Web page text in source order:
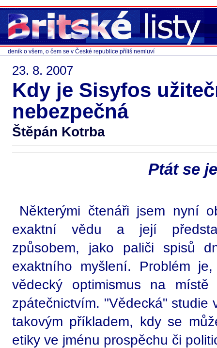
deník o všem, o čem se v České republice příliš nemluví
23. 8. 2007
Kdy je Sisyfos
nebezpečná
Štěpán Kotrba
Ptát se
Některými čtenáři jsem nyní
exaktní vědu a její
způsobem, jako paliči spisů
exaktního myšlení. Problém
vědecký optimismus na
zpátečnictvím. "Vědecká" studie
takovým příkladem, kdy se
etiky ve jménu prospěchu či